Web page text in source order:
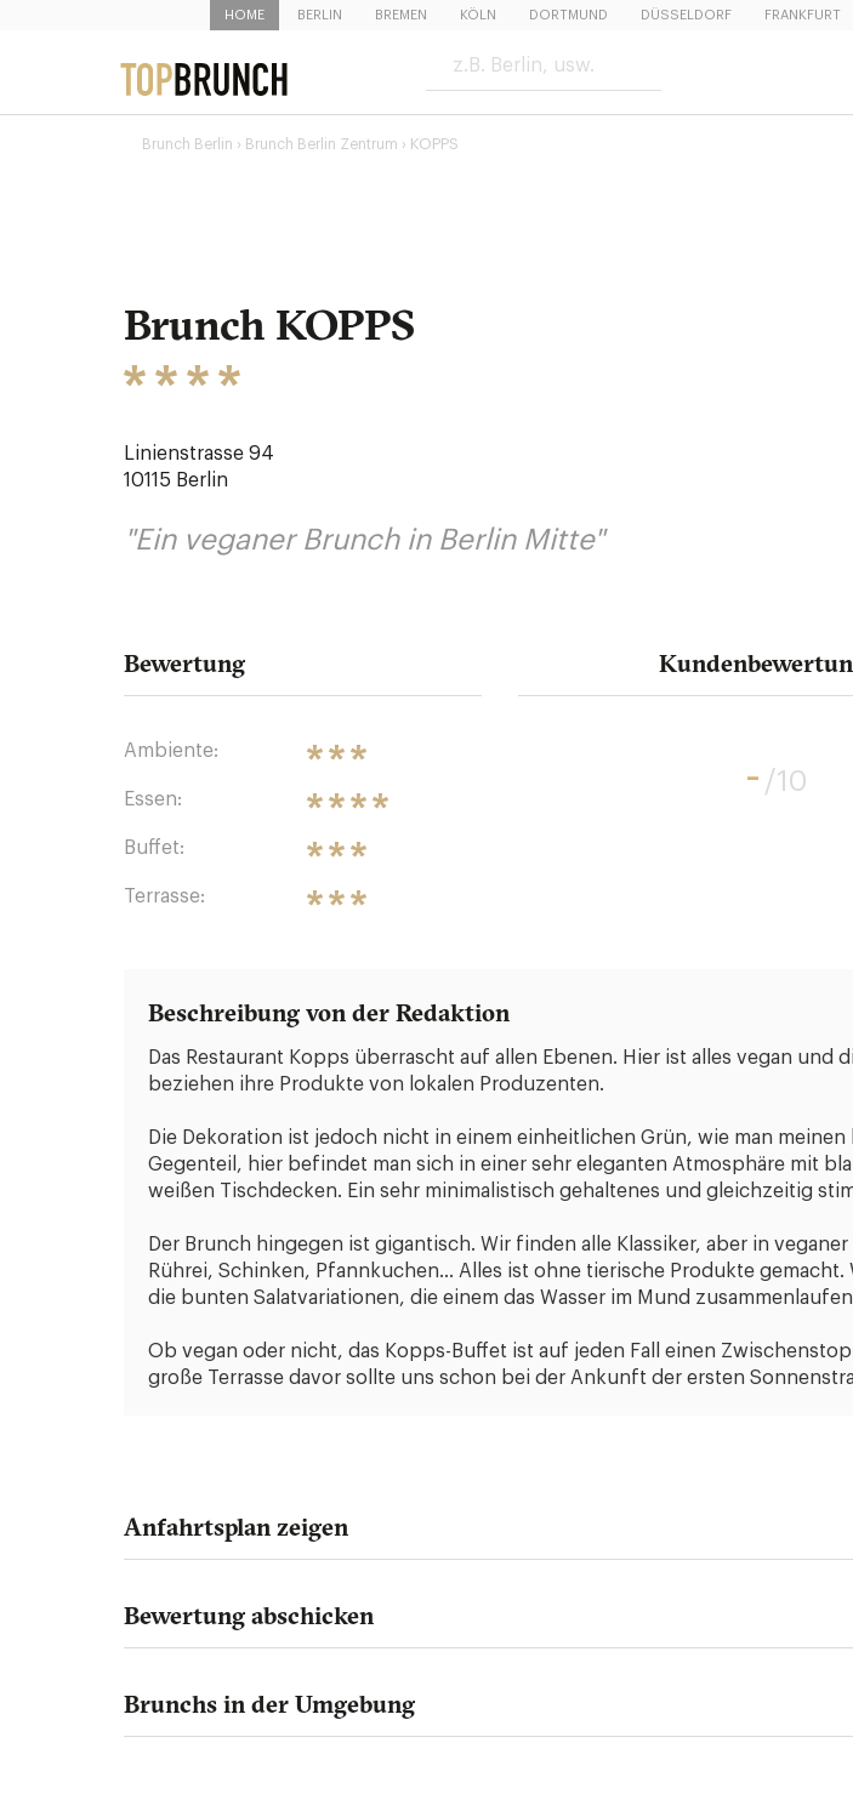
HOME BERLIN BREMEN KÖLN DORTMUND DÜSSELDORF FRANKFURT
Brunch Berlin › Brunch Berlin Zentrum › KOPPS
Brunch KOPPS
Linienstrasse 94
10115 Berlin
"Ein veganer Brunch in Berlin Mitte"
Bewertung
Ambiente:
Essen:
Buffet:
Terrasse:
- /10
Beschreibung von der Redaktion
Das Restaurant Kopps überrascht auf allen Ebenen. Hier ist alles vegan und
beziehen ihre Produkte von lokalen Produzenten.
Die Dekoration ist jedoch nicht in einem einheitlichen Grün, wie man meinen
Gegenteil, hier befindet man sich in einer sehr eleganten Atmosphäre mit
weißen Tischdecken. Ein sehr minimalistisch gehaltenes und gleichzeitig
Der Brunch hingegen ist gigantisch. Wir finden alle Klassiker, aber in veganer
Rührei, Schinken, Pfannkuchen... Alles ist ohne tierische Produkte gemacht.
die bunten Salatvariationen, die einem das Wasser im Mund
Ob vegan oder nicht, das Kopps-Buffet ist auf jeden Fall einen
große Terrasse davor sollte uns schon bei der Ankunft der ersten
Anfahrtsplan zeigen
Bewertung abschicken
Brunchs in der Umgebung